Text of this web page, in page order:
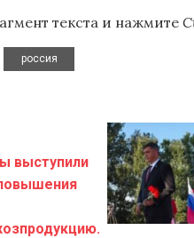
текста и нажмите
россия
выступили